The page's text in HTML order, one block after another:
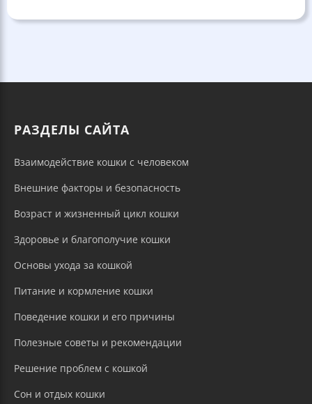
РАЗДЕЛЫ САЙТА
Взаимодействие кошки с человеком
Внешние факторы и безопасность
Возраст и жизненный цикл кошки
Здоровье и благополучие кошки
Основы ухода за кошкой
Питание и кормление кошки
Поведение кошки и его причины
Полезные советы и рекомендации
Решение проблем с кошкой
Сон и отдых кошки